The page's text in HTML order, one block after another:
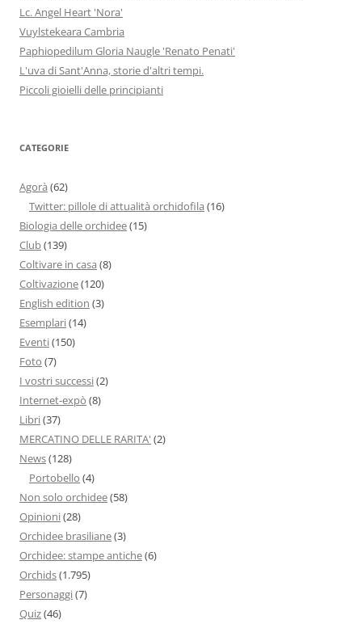
Lc. Angel Heart 'Nora'
Vuylstekeara Cambria
Paphiopedilum Gloria Naugle 'Renato Penati'
L'uva di Sant'Anna, storie d'altri tempi.
Piccoli gioielli delle principianti
CATEGORIE
Agorà (62)
Twitter: pillole di attualità orchidofila (16)
Biologia delle orchidee(15)
Club(139)
Coltivare in casa (8)
Coltivazione(120)
English edition (3)
Esemplari(14)
Eventi(150)
Foto (7)
I vostri successi(2)
Internet-expò (8)
Libri(37)
MERCATINO DELLE RARITA' (2)
News(128)
Portobello (4)
Non solo orchidee(58)
Opinioni(28)
Orchidee brasiliane(3)
Orchidee: stampe antiche(6)
Orchids(1.795)
Personaggi(7)
Quiz(46)